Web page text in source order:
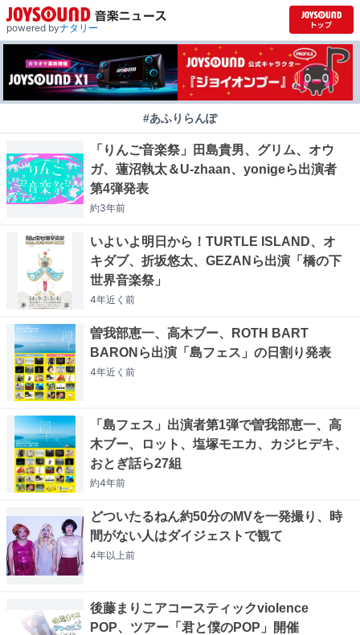
powered byナタリー
#あふりらんぽ
「りんご音楽祭」田島貴男、グリム、オウ
ガ、蓮沼執太＆U-zhaan、yonigeら出演者
第4弾発表
約3年前
いよいよ明日から！TURTLE ISLAND、オ
キダブ、折坂悠太、GEZANら出演「橋の下
世界音楽祭」
4年近く 前
曽我部恵一、高木ブー、ROTH BART
BARONら出演「島フェス」の日割り発表
4年近く 前
「島フェス」出演者第1弾で曽我部恵一、高
木ブー、ロット、塩塚モエカ、カジヒデキ、
おとぎ話ら27組
約4年前
どついたるねん約50分のMVを一発撮り、時
間がない人はダイジェストで観て
4年以上前
後藤まりこアコースティックviolence
POP、ツアー「君と僕のPOP」開催